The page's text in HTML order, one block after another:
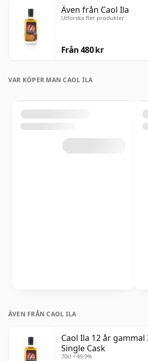
Även från Caol Ila
Utforska fler produkter
Från 480 kr
VAR KÖPER MAN CAOL ILA
ÄVEN FRÅN CAOL ILA
Caol Ila 12 år gammal
Single Cask
70cl • 49.9%